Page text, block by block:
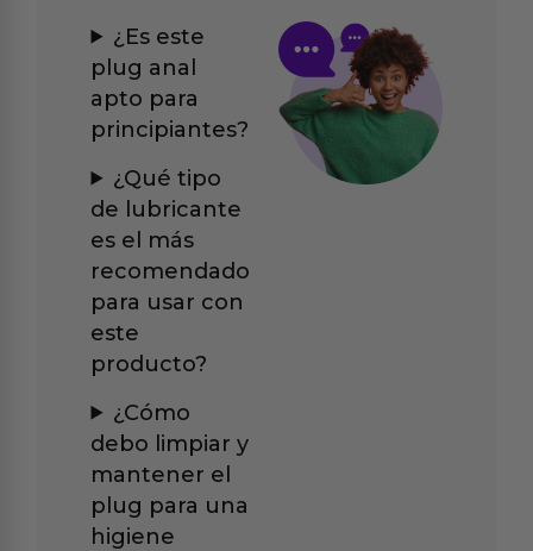
¿Es este
plug anal
apto para
principiantes?
¿Qué tipo
de lubricante
es el más
recomendado
para usar con
este
producto?
¿Cómo
debo limpiar y
mantener el
plug para una
higiene